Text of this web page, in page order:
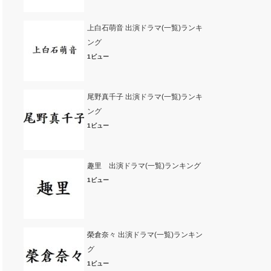
上白石萌音 出演ドラマ(一覧)ランキ
ング
1ビュー
尾野真千子 出演ドラマ(一覧)ランキ
ング
1ビュー
趣里 出演ドラマ(一覧)ランキング
1ビュー
榮倉奈々 出演ドラマ(一覧)ランキン
グ
1ビュー